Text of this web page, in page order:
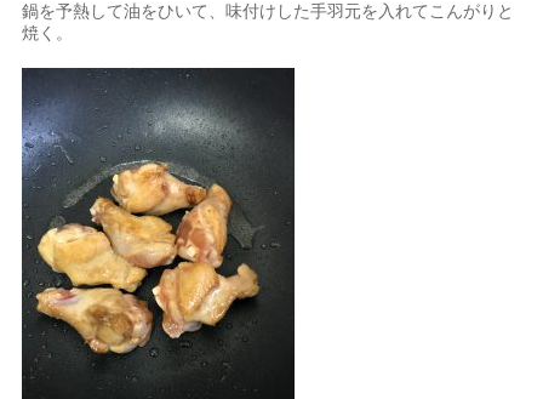
鍋を予熱して油をひいて、味付けした手羽元を入れてこんがりと
焼く。